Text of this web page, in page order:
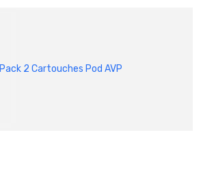
Pack 2 Cartouches Pod AVP